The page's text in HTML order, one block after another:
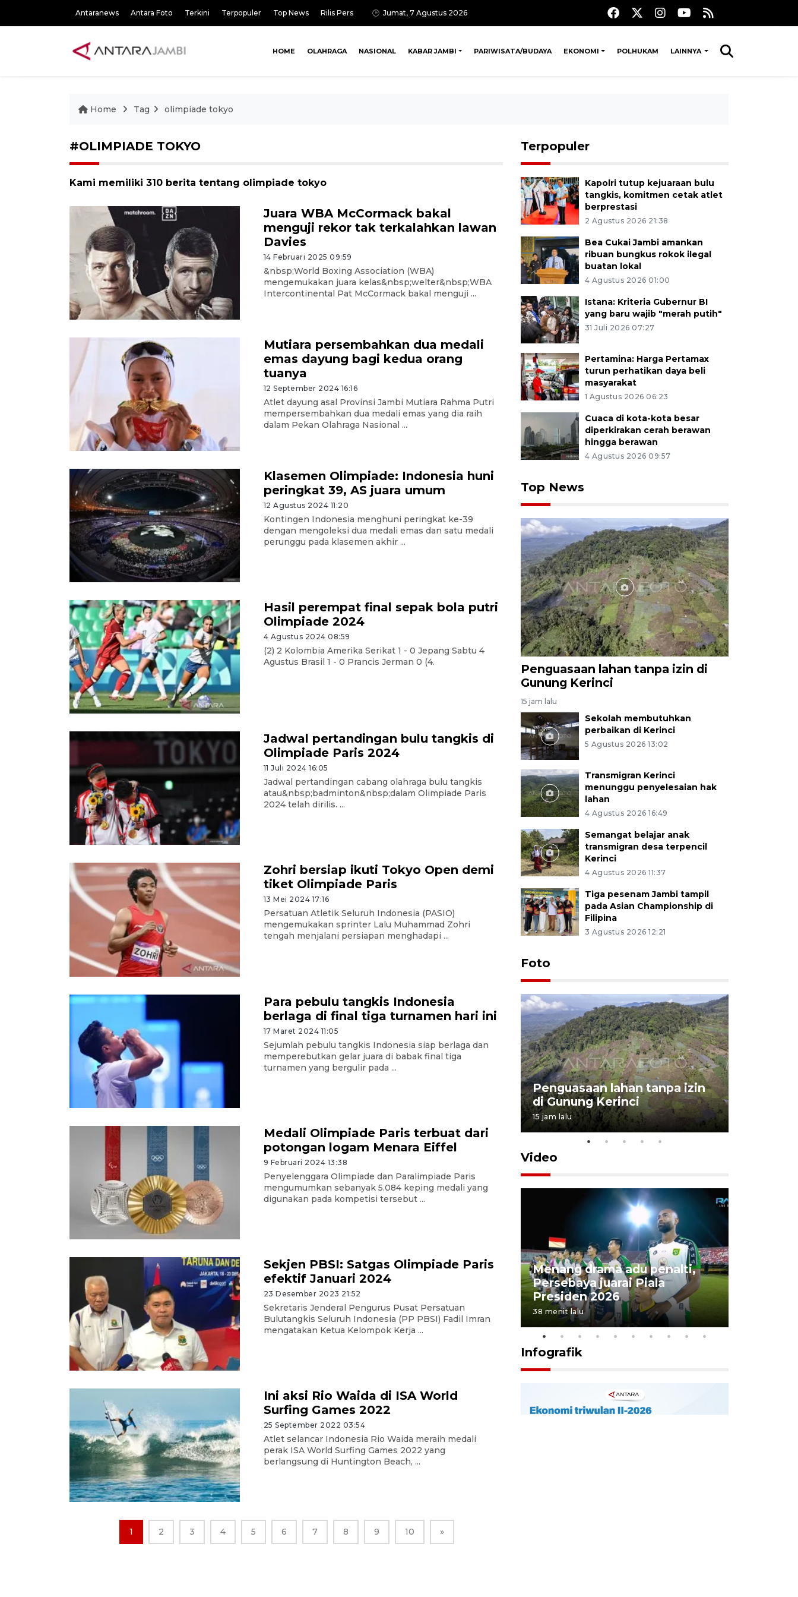
Antaranews Antara Foto Terkini Terpopuler Top News Rilis Pers Jumat, 7 Agustus 2026
HOME OLAHRAGA NASIONAL KABAR JAMBI PARIWISATA/BUDAYA EKONOMI POLHUKAM LAINNYA
Home Tag olimpiade tokyo
#OLIMPIADE TOKYO
Kami memiliki 310 berita tentang olimpiade tokyo
Juara WBA McCormack bakal
menguji rekor tak terkalahkan lawan
Davies
14 Februari 2025 09:59
&nbsp;World Boxing Association (WBA)
mengemukakan juara kelas&nbsp;welter&nbsp;WBA
Intercontinental Pat McCormack bakal menguji ...
Mutiara persembahkan dua medali
emas dayung bagi kedua orang
tuanya
12 September 2024 16:16
Atlet dayung asal Provinsi Jambi Mutiara Rahma Putri
mempersembahkan dua medali emas yang dia raih
dalam Pekan Olahraga Nasional ...
Klasemen Olimpiade: Indonesia huni
peringkat 39, AS juara umum
12 Agustus 2024 11:20
Kontingen Indonesia menghuni peringkat ke-39
dengan mengoleksi dua medali emas dan satu medali
perunggu pada klasemen akhir ...
Hasil perempat final sepak bola putri
Olimpiade 2024
4 Agustus 2024 08:59
(2) 2 Kolombia Amerika Serikat 1 - 0 Jepang Sabtu 4
Agustus Brasil 1 - 0 Prancis Jerman 0 (4.
Jadwal pertandingan bulu tangkis di
Olimpiade Paris 2024
11 Juli 2024 16:05
Jadwal pertandingan cabang olahraga bulu tangkis
atau&nbsp;badminton&nbsp;dalam Olimpiade Paris
2024 telah dirilis. ...
Zohri bersiap ikuti Tokyo Open demi
tiket Olimpiade Paris
13 Mei 2024 17:16
Persatuan Atletik Seluruh Indonesia (PASIO)
mengemukakan sprinter Lalu Muhammad Zohri
tengah menjalani persiapan menghadapi ...
Para pebulu tangkis Indonesia
berlaga di final tiga turnamen hari ini
17 Maret 2024 11:05
Sejumlah pebulu tangkis Indonesia siap berlaga dan
memperebutkan gelar juara di babak final tiga
turnamen yang bergulir pada ...
Medali Olimpiade Paris terbuat dari
potongan logam Menara Eiffel
9 Februari 2024 13:38
Penyelenggara Olimpiade dan Paralimpiade Paris
mengumumkan sebanyak 5.084 keping medali yang
digunakan pada kompetisi tersebut ...
Sekjen PBSI: Satgas Olimpiade Paris
efektif Januari 2024
23 Desember 2023 21:52
Sekretaris Jenderal Pengurus Pusat Persatuan
Bulutangkis Seluruh Indonesia (PP PBSI) Fadil Imran
mengatakan Ketua Kelompok Kerja ...
Ini aksi Rio Waida di ISA World
Surfing Games 2022
25 September 2022 03:54
Atlet selancar Indonesia Rio Waida meraih medali
perak ISA World Surfing Games 2022 yang
berlangsung di Huntington Beach, ...
1 2 3 4 5 6 7 8 9 10 »
Terpopuler
Kapolri tutup kejuaraan bulu
tangkis, komitmen cetak atlet
berprestasi
2 Agustus 2026 21:38
Bea Cukai Jambi amankan
ribuan bungkus rokok ilegal
buatan lokal
4 Agustus 2026 01:00
Istana: Kriteria Gubernur BI
yang baru wajib "merah putih"
31 Juli 2026 07:27
Pertamina: Harga Pertamax
turun perhatikan daya beli
masyarakat
1 Agustus 2026 06:23
Cuaca di kota-kota besar
diperkirakan cerah berawan
hingga berawan
4 Agustus 2026 09:57
Top News
Penguasaan lahan tanpa izin di
Gunung Kerinci
15 jam lalu
Sekolah membutuhkan
perbaikan di Kerinci
5 Agustus 2026 13:02
Transmigran Kerinci
menunggu penyelesaian hak
lahan
4 Agustus 2026 16:49
Semangat belajar anak
transmigran desa terpencil
Kerinci
4 Agustus 2026 11:37
Tiga pesenam Jambi tampil
pada Asian Championship di
Filipina
3 Agustus 2026 12:21
Foto
Penguasaan lahan tanpa izin
di Gunung Kerinci
15 jam lalu
Video
1.700 SPPG di daerah stunting
beroperasi di pekan kedua
Agustus
5 jam lalu
Menang drama adu penalti,
Persebaya juarai Piala
Presiden 2026
38 menit lalu
Infografik